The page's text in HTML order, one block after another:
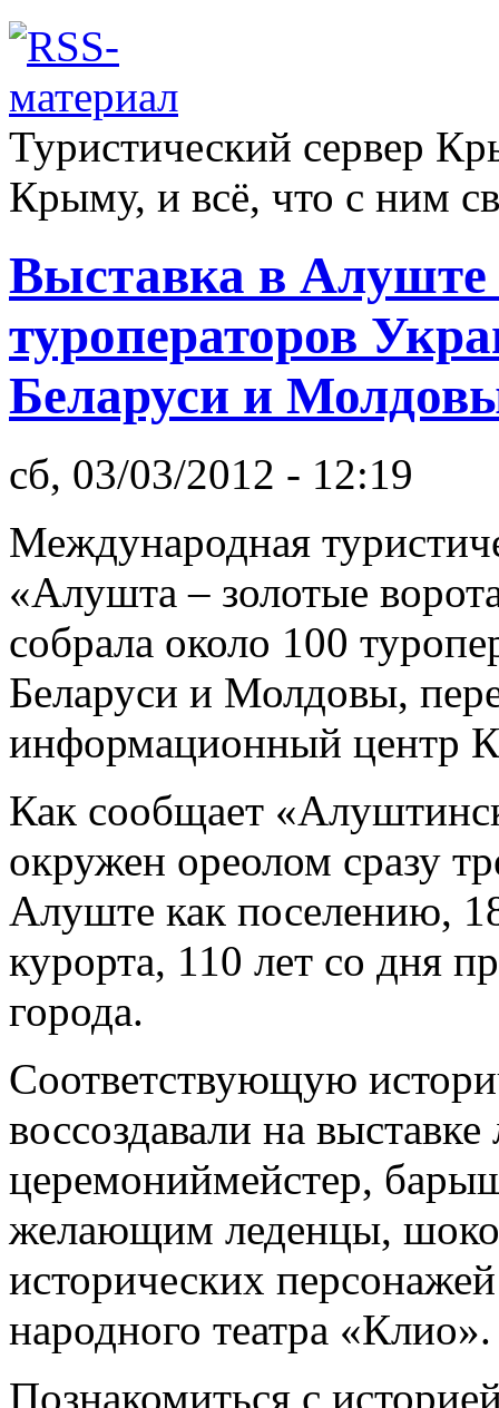
Туристический сервер
Крыму, и всё, что с ним
Выставка в Алуште
туроператоров
Беларуси и
сб, 03/03/2012 - 12:19
Международная
«Алушта – золотые
собрала около 100
Беларуси и Молдовы,
информационный центр
Как сообщает
окружен ореолом сразу
Алуште как поселению,
курорта, 110 лет со дня
города.
Соответствующую
воссоздавали на
церемониймейстер,
желающим леденцы,
исторических
народного театра «Клио».
Познакомиться с